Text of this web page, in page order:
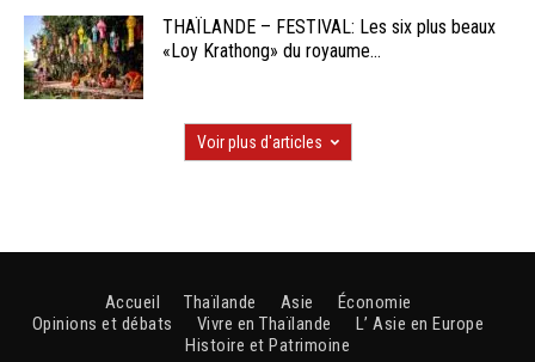
THAÏLANDE – FESTIVAL: Les six plus beaux
«Loy Krathong» du royaume...
Voir plus d'articles
Accueil Thaïlande Asie
Économie
Opinions et débats
Vivre en Thaïlande
L’ Asie en Europe
Histoire et Patrimoine